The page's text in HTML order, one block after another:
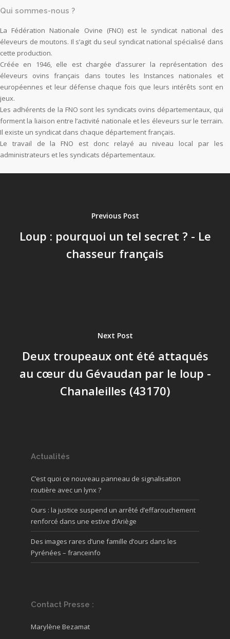
Qui sommes-nous ?
La Fédération Nationale Ovine (FNO) est le syndicat national des
éleveurs de moutons. Il s’agit du seul syndicat national spécialisé dans
cette production.
Créée en 1946, elle est chargée d’assurer la représentation des
éleveurs ovins français dans toutes les Instances nationales et
européennes et leur défense chaque fois que leurs intérêts sont en
jeux.
Les adhérents de la FNO sont les syndicats ovins départementaux, qui
forment la liaison entre l’activité nationale et les éleveurs sur le terrain.
Il existe un syndicat dans chaque département français.
Le travail de la FNO est donc relayé au niveau local par les
administrateurs et les syndicats départementaux.
Previous Post
Loup : pourquoi un tel secret ? - Le
chasseur français
Next Post
Deux troupeaux ont été attaqués
au cœur du Gévaudan par le loup -
Chanaleilles (43170)
Actualités
C’est quoi ce nouveau panneau de signalisation
routière avec un lynx ?
Ours : la justice suspend un arrêté d’effarouchement
renforcé dans une estive d’Ariège
Des images rares d’une famille d’ours dans les
Pyrénées – franceinfo
Contact Presse :
Marylène Bezamat